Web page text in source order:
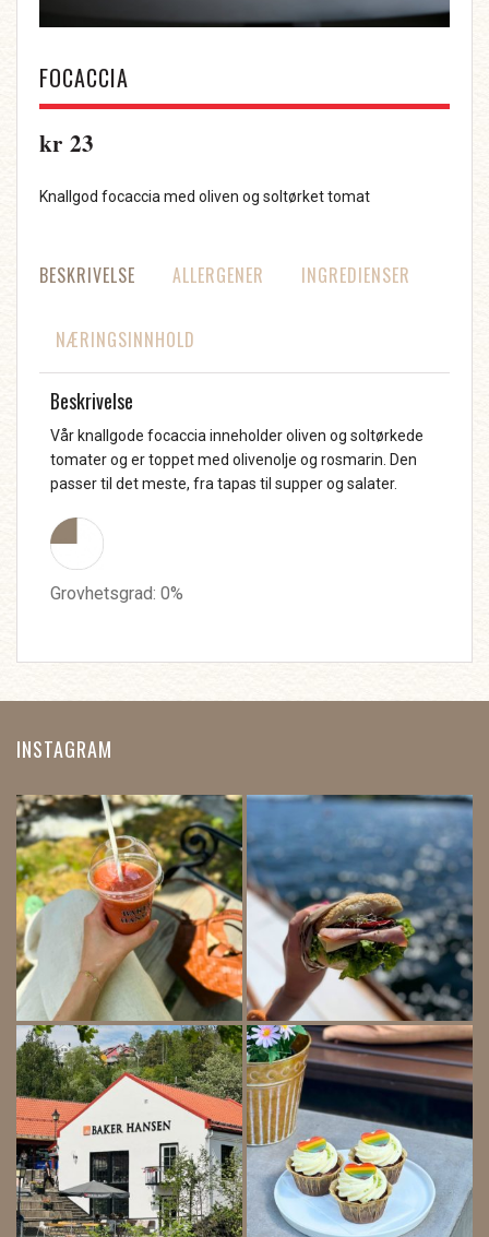
FOCACCIA
kr 23
Knallgod focaccia med oliven og soltørket tomat
BESKRIVELSE ALLERGENER INGREDIENSER
NÆRINGSINNHOLD
Beskrivelse
Vår knallgode focaccia inneholder oliven og soltørkede
tomater og er toppet med olivenolje og rosmarin. Den
passer til det meste, fra tapas til supper og salater.
Grovhetsgrad: 0%
INSTAGRAM